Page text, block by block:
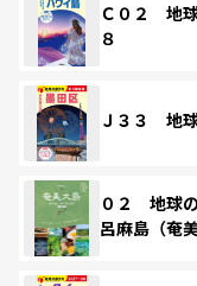
Ｃ０２ 地
８
Ｊ３３ 地
０２ 地球
呂麻島（奄